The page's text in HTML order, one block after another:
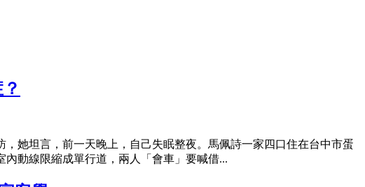
她坦言，前一天晚上，自己失眠整夜。馬佩詩一家四口住在台中市蛋
動線限縮成單行道，兩人「會車」要喊借...